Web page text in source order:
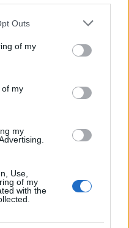
Outs
of my
of my
my
Use,
of my
with the
publiée.